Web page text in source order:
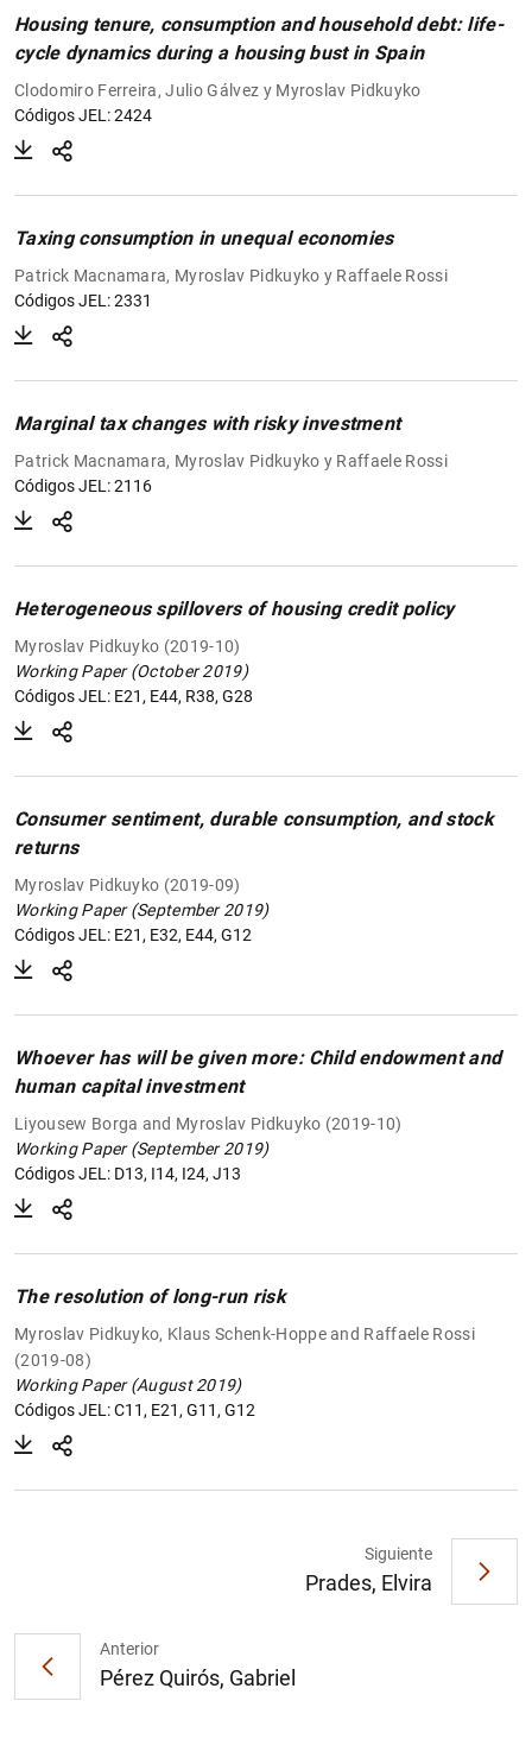
Housing tenure, consumption and household debt: life-
cycle dynamics during a housing bust in Spain
Clodomiro Ferreira, Julio Gálvez y Myroslav Pidkuyko
Códigos JEL: 2424
Taxing consumption in unequal economies
Patrick Macnamara, Myroslav Pidkuyko y Raffaele Rossi
Códigos JEL: 2331
Marginal tax changes with risky investment
Patrick Macnamara, Myroslav Pidkuyko y Raffaele Rossi
Códigos JEL: 2116
Heterogeneous spillovers of housing credit policy
Myroslav Pidkuyko (2019-10)
Working Paper (October 2019)
Códigos JEL: E21, E44, R38, G28
Consumer sentiment, durable consumption, and stock
returns
Myroslav Pidkuyko (2019-09)
Working Paper (September 2019)
Códigos JEL: E21, E32, E44, G12
Whoever has will be given more: Child endowment and
human capital investment
Liyousew Borga and Myroslav Pidkuyko (2019-10)
Working Paper (September 2019)
Códigos JEL: D13, I14, I24, J13
The resolution of long-run risk
Myroslav Pidkuyko, Klaus Schenk-Hoppe and Raffaele Rossi
(2019-08)
Working Paper (August 2019)
Códigos JEL: C11, E21, G11, G12
Anterior
Pérez Quirós, Gabriel
Siguiente
Prades, Elvira